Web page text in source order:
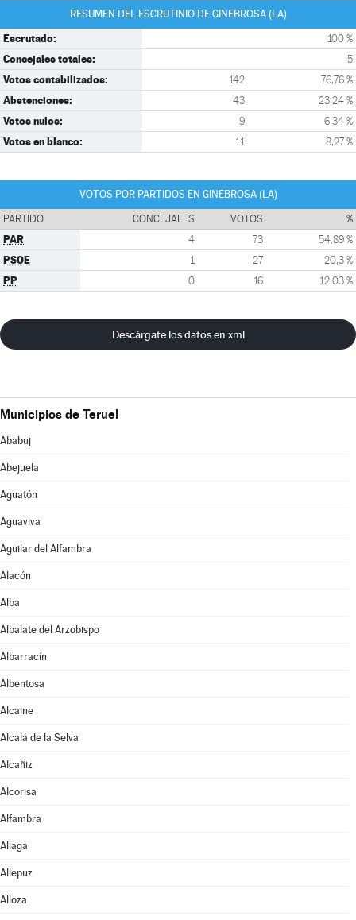
RESUMEN DEL ESCRUTINIO DE GINEBROSA (LA)
Escrutado: 100 %
Concejales totales: 5
Votos contabilizados: 142 76,76 %
Abstenciones: 43 23,24 %
Votos nulos: 9 6,34 %
Votos en blanco: 11 8,27 %
VOTOS POR PARTIDOS EN GINEBROSA (LA)
PARTIDO CONCEJALES VOTOS %
PAR 4 73 54,89 %
PSOE 1 27 20,3 %
PP 0 16 12,03 %
Descárgate los datos en xml
Municipios de Teruel
Ababuj
Abejuela
Aguatón
Aguaviva
Aguilar del Alfambra
Alacón
Alba
Albalate del Arzobispo
Albarracín
Albentosa
Alcaine
Alcalá de la Selva
Alcañiz
Alcorisa
Alfambra
Aliaga
Allepuz
Alloza